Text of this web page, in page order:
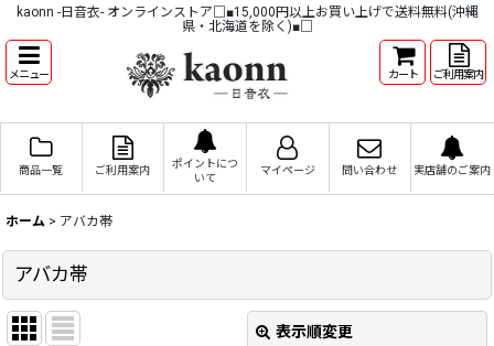
kaonn -日音衣- オンラインストア□■15,000円以上お買い上げで送料無料(沖縄
県・北海道を除く)■□
メニュー カート ご利用案内
商品一覧 ご利用案内
ポイントにつ
いて
マイページ 問い合わせ 実店舗のご案内
ホーム > アバカ帯
アバカ帯
表示順変更